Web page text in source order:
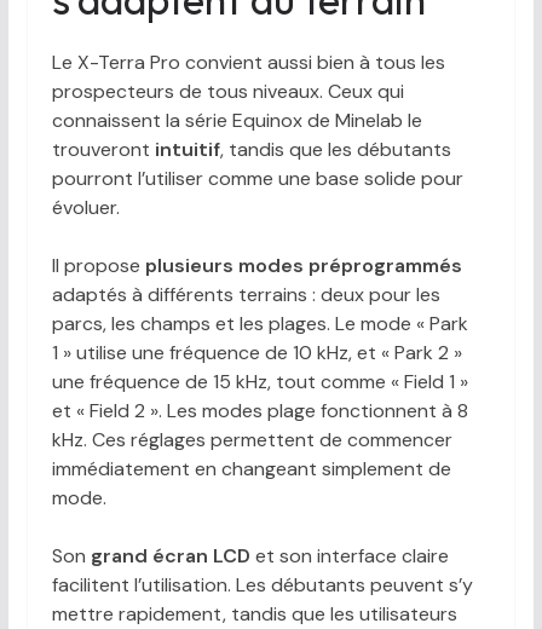
Le X-Terra Pro convient aussi bien à tous les
prospecteurs de tous niveaux. Ceux qui
connaissent la série Equinox de Minelab le
trouveront intuitif, tandis que les débutants
pourront l’utiliser comme une base solide pour
évoluer.
Il propose plusieurs modes préprogrammés
adaptés à différents terrains : deux pour les
parcs, les champs et les plages. Le mode « Park
1 » utilise une fréquence de 10 kHz, et « Park 2 »
une fréquence de 15 kHz, tout comme « Field 1 »
et « Field 2 ». Les modes plage fonctionnent à 8
kHz. Ces réglages permettent de commencer
immédiatement en changeant simplement de
mode.
Son grand écran LCD et son interface claire
facilitent l’utilisation. Les débutants peuvent s’y
mettre rapidement, tandis que les utilisateurs